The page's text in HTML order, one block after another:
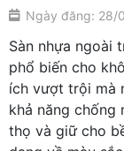
Ngày đăng: 28/
Sàn nhựa ngoài
phổ biến cho
ích vượt trội mà
khả năng chống
thọ và giữ cho